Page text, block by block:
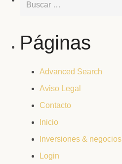
Páginas
Advanced Search
Aviso Legal
Contacto
Inicio
Inversiones & negocios
Login